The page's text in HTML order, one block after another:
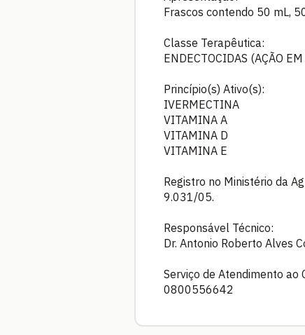
Frascos contendo 50 mL,
Classe Terapêutica:
ENDECTOCIDAS (AÇÃO
Princípio(s) Ativo(s):
IVERMECTINA
VITAMINA A
VITAMINA D
VITAMINA E
Registro no Ministério da
9.031/05.
Responsável Técnico:
Dr. Antonio Roberto Alves
Serviço de Atendimento ao
0800556642